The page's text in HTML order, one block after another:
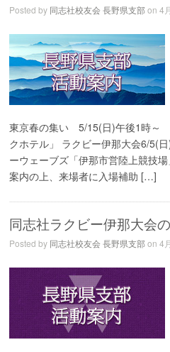
Posted by 同志社校友会 長野県支部on 4
東京春の集い 5/15(日)午後1時～
クホテル」 ラクビー伊那大会6/5(
ーウェーブズ「伊那市営陸上競技
案内の上、来場者に入場補助 […]
同志社ラクビー伊那大会
Posted by 同志社校友会 長野県支部on 4